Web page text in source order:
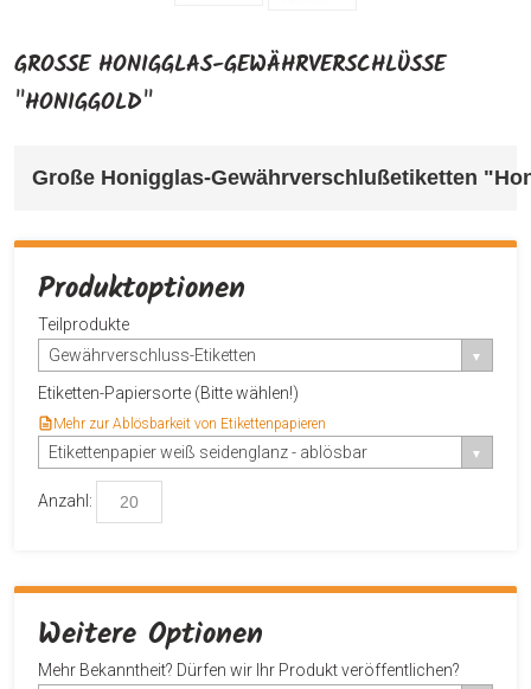
GROSSE HONIGGLAS-GEWÄHRVERSCHLÜSSE "
HONIGGOLD"
Große Honigglas-Gewährverschlußetiketten
Produktoptionen
Teilprodukte
Gewährverschluss-Etiketten
Etiketten-Papiersorte (Bitte wählen!)
Mehr zur Ablösbarkeit von Etikettenpapieren
Etikettenpapier weiß seidenglanz - ablösbar
Anzahl:
Weitere Optionen
Mehr Bekanntheit? Dürfen wir Ihr Produkt veröffentlichen?